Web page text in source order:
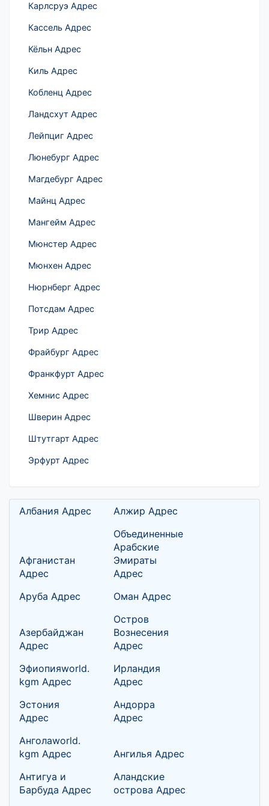
Карлсруэ Адрес
Кассель Адрес
Кёльн Адрес
Киль Адрес
Кобленц Адрес
Ландсхут Адрес
Лейпциг Адрес
Люнебург Адрес
Магдебург Адрес
Майнц Адрес
Мангейм Адрес
Мюнстер Адрес
Мюнхен Адрес
Нюрнберг Адрес
Потсдам Адрес
Трир Адрес
Фрайбург Адрес
Франкфурт Адрес
Хемнис Адрес
Шверин Адрес
Штутгарт Адрес
Эрфурт Адрес
Албания Адрес Алжир Адрес
Афганистан
Адрес
Объединенные
Арабские
Эмираты
Адрес
Аруба Адрес
Оман Адрес
Азербайджан
Адрес
Остров
Вознесения
Адрес
Эфиопияworld.
kgm Адрес
Ирландия
Адрес
Эстония
Адрес
Андорра
Адрес
Анголаworld.
kgm Адрес
Ангилья Адрес
Антигуа и
Барбуда Адрес
Аландские
острова Адрес